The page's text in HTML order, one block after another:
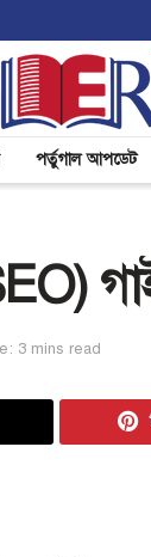
পর্তুগাল আপডেট
3 mins read